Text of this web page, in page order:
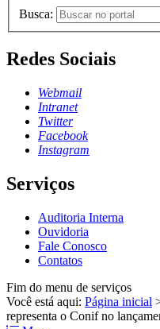
Busca:
Redes Sociais
Webmail
Intranet
Twitter
Facebook
Instagram
Serviços
Auditoria Interna
Ouvidoria
Fale Conosco
Contatos
Fim do menu de serviços
Você está aqui: Página inicial
representa o Conif no